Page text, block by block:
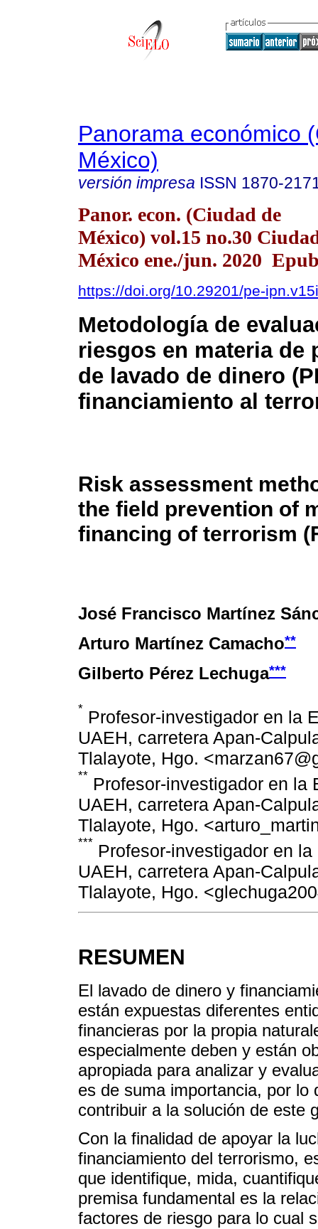
Panorama económico
México)
versión impresa ISSN 1870-
Panor. econ. (Ciudad de
México) vol.15 no.30
México ene./jun. 2020
https://doi.org/10.29201/pe-
Metodología de
riesgos en materia de
de lavado de dinero
financiamiento al
Risk assessment
the field prevention of
financing of terrorism
José Francisco Martínez
Arturo Martínez Camacho**
Gilberto Pérez Lechuga***
* Profesor-investigador en la
UAEH, carretera Apan-
Tlalayote, Hgo.
** Profesor-investigador en la
UAEH, carretera Apan-
Tlalayote, Hgo.
*** Profesor-investigador en
UAEH, carretera Apan-
Tlalayote, Hgo.
RESUMEN
El lavado de dinero y
están expuestas diferentes
financieras por la propia
especialmente deben y están
apropiada para analizar y
es de suma importancia, por lo
contribuir a la solución de este
Con la finalidad de apoyar la
financiamiento del terrorismo,
que identifique, mida,
premisa fundamental es la
factores de riesgo para lo cual